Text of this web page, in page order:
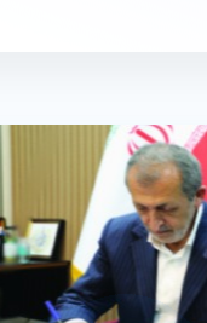
بهداشت شمالغرب تهران1
بهداشت شمال غرب تهران 2